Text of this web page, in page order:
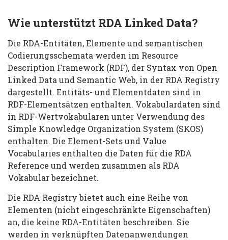
Wie unterstützt RDA Linked Data?
Die RDA-Entitäten, Elemente und semantischen
Codierungsschemata werden im Resource
Description Framework (RDF), der Syntax von Open
Linked Data und Semantic Web, in der RDA Registry
dargestellt. Entitäts- und Elementdaten sind in
RDF-Elementsätzen enthalten. Vokabulardaten sind
in RDF-Wertvokabularen unter Verwendung des
Simple Knowledge Organization System (SKOS)
enthalten. Die Element-Sets und Value
Vocabularies enthalten die Daten für die RDA
Reference und werden zusammen als RDA
Vokabular bezeichnet.
Die RDA Registry bietet auch eine Reihe von
Elementen (nicht eingeschränkte Eigenschaften)
an, die keine RDA-Entitäten beschreiben. Sie
werden in verknüpften Datenanwendungen